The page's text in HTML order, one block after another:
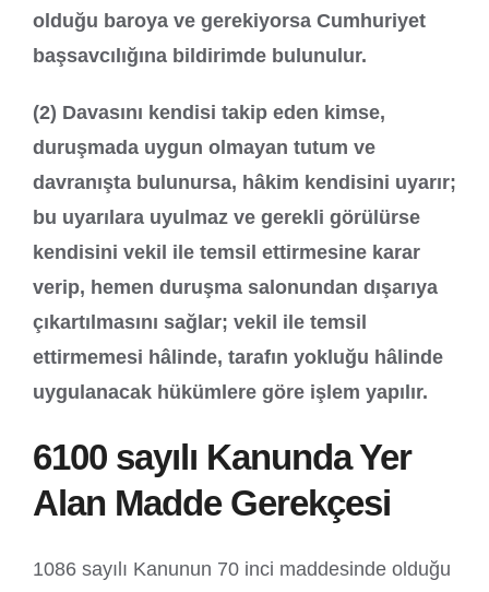
olduğu baroya ve gerekiyorsa Cumhuriyet
başsavcılığına bildirimde bulunulur.
(2) Davasını kendisi takip eden kimse,
duruşmada uygun olmayan tutum ve
davranışta bulunursa, hâkim kendisini uyarır;
bu uyarılara uyulmaz ve gerekli görülürse
kendisini vekil ile temsil ettirmesine karar
verip, hemen duruşma salonundan dışarıya
çıkartılmasını sağlar; vekil ile temsil
ettirmemesi hâlinde, tarafın yokluğu hâlinde
uygulanacak hükümlere göre işlem yapılır.
6100 sayılı Kanunda Yer
Alan Madde Gerekçesi
1086 sayılı Kanunun 70 inci maddesinde olduğu